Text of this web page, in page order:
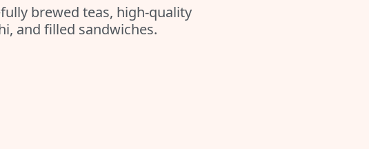
brewed teas, high-quality
and filled sandwiches.